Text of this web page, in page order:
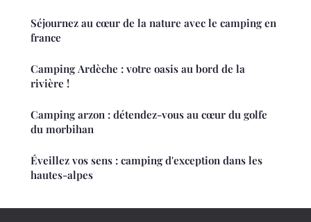
Séjournez au cœur de la nature avec le camping en
france
Camping Ardèche : votre oasis au bord de la
rivière !
Camping arzon : détendez-vous au cœur du golfe
du morbihan
Éveillez vos sens : camping d'exception dans les
hautes-alpes